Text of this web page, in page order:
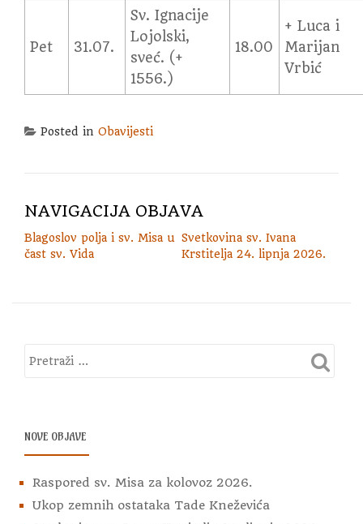
Pet 31.07.
Sv. Ignacije
Lojolski,
sveć. (+
1556.)
18.00
+ Luca i
Marijan
Vrbić
Posted in Obavijesti
NAVIGACIJA OBJAVA
Blagoslov polja i sv. Misa u
čast sv. Vida
Svetkovina sv. Ivana
Krstitelja 24. lipnja 2026.
NOVE OBJAVE
Raspored sv. Misa za kolovoz 2026.
Ukop zemnih ostataka Tade Kneževića